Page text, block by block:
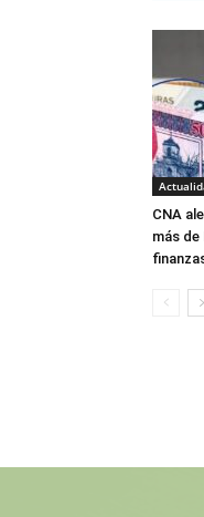
CNA
más de